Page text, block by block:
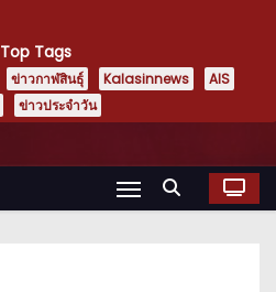
Top Tags
ข่าวกาฬสินธุ์ Kalasinnews
AIS
ข่าวประจำวัน